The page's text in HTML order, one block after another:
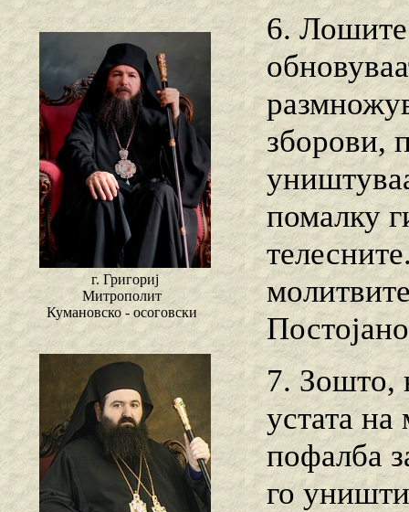
г. Григориј
Митрополит
Кумановско - осоговски
6. Лошите
зборови,
помалку
7. Зошто,
устата
пофалба
го